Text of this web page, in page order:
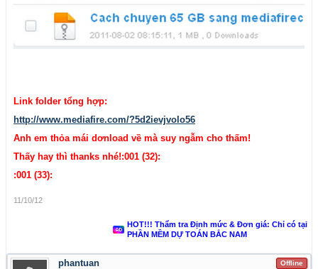
Link folder tổng hợp:
http://www.mediafire.com/?5d2ievjvolo56
Anh em thỏa mái dơnload về mà suy ngẫm cho thấm!
Thấy hay thì thanks nhé!:001 (32):
:001 (33):
11/10/12
HOT!!! Thẩm tra Định mức & Đơn giá: Chỉ có tại
PHẦN MỀM DỰ TOÁN BẮC NAM
Offline
phantuan